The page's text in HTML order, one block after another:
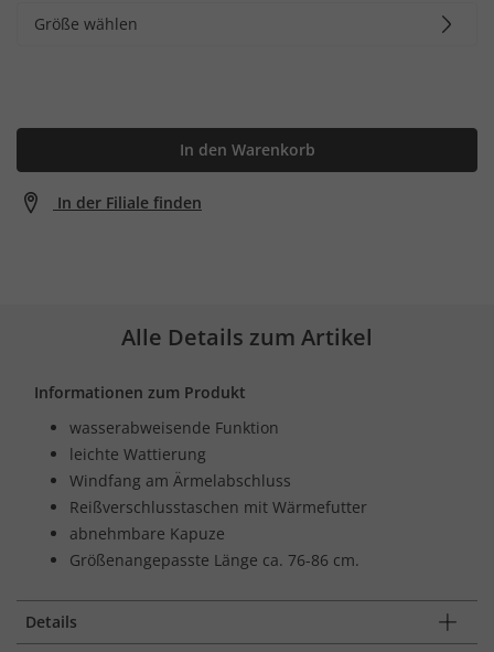
Größe wählen
In den Warenkorb
In der Filiale finden
Alle Details zum Artikel
Informationen zum Produkt
wasserabweisende Funktion
leichte Wattierung
Windfang am Ärmelabschluss
Reißverschlusstaschen mit Wärmefutter
abnehmbare Kapuze
Größenangepasste Länge ca. 76-86 cm.
Details